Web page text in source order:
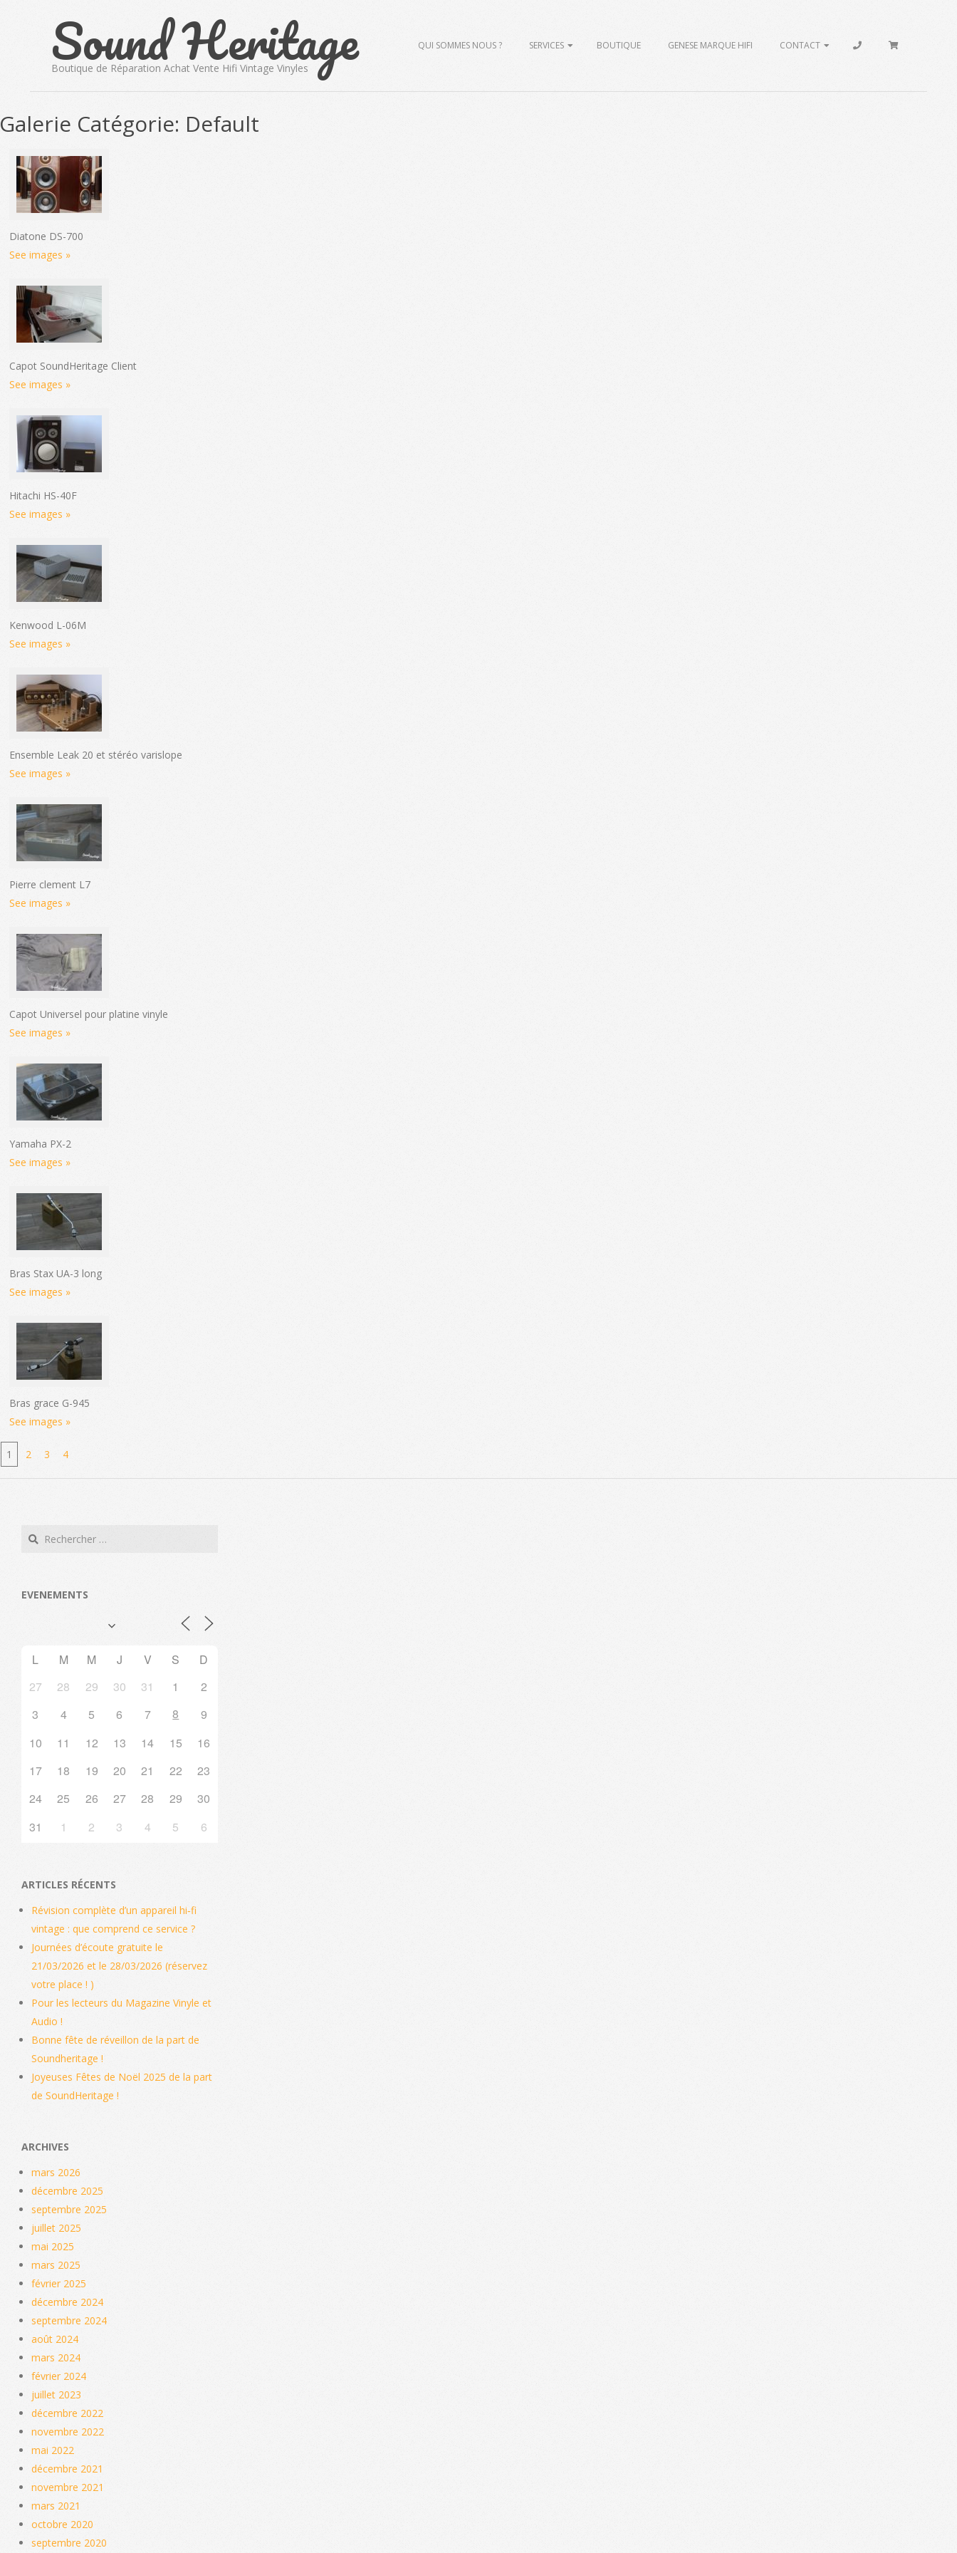
Sound Heritage
Boutique de Réparation Achat Vente Hifi Vintage Vinyles
PrimaryQUI SOMMES NOUS ? SERVICES BOUTIQUE GENESE MARQUE HIFI CONTACT
Galerie Catégorie: Default
Diatone DS-700
See images »
Capot SoundHeritage Client
See images »
Hitachi HS-40F
See images »
Kenwood L-06M
See images »
Ensemble Leak 20 et stéréo varislope
See images »
Pierre clement L7
See images »
Capot Universel pour platine vinyle
See images »
Yamaha PX-2
See images »
Bras Stax UA-3 long
See images »
Bras grace G-945
See images »
1 2 3 4
Search
EVENEMENTS
L M M J V S
D
27
28 29 30 31 1
2
3
4 5 6 7 8
9
10
11 12 13 14 15
16
17
18 19 20 21 22
23
24
25 26 27 28 29
30
31
1 2 3 4 5 6
ARTICLES RÉCENTS
Révision complète d’un appareil hi‑fi
vintage : que comprend ce service ?
Journées d’écoute gratuite le
21/03/2026 et le 28/03/2026 (réservez
votre place ! )
Pour les lecteurs du Magazine Vinyle et
Audio !
Bonne fête de réveillon de la part de
Soundheritage !
Joyeuses Fêtes de Noël 2025 de la part
de SoundHeritage !
ARCHIVES
mars 2026
décembre 2025
septembre 2025
juillet 2025
mai 2025
mars 2025
février 2025
décembre 2024
septembre 2024
août 2024
mars 2024
février 2024
juillet 2023
décembre 2022
novembre 2022
mai 2022
décembre 2021
novembre 2021
mars 2021
octobre 2020
septembre 2020